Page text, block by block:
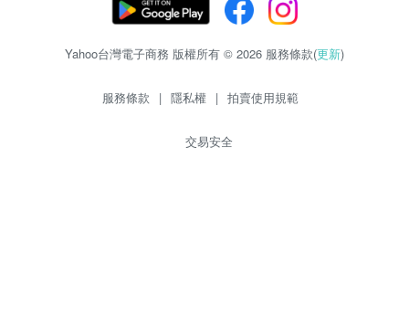
Yahoo台灣電子商務 版權所有 © 2026 服務條款(更新)
服務條款 | 隱私權 | 拍賣使用規範
交易安全